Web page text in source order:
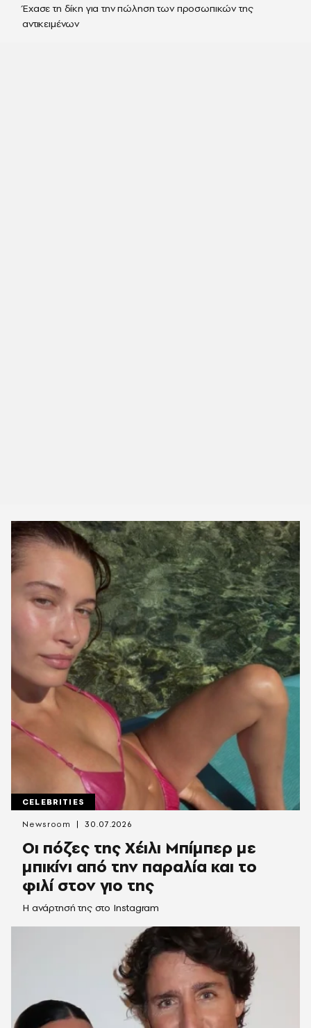
Έχασε τη δίκη για την πώληση των προσωπικών της
αντικειμένων
CELEBRITIES
Οι πόζες της Χέιλι Μπίμπερ με
μπικίνι από την παραλία και το
φιλί στον γιο της
Η ανάρτησή της στο Instagram
Newsroom 30.07.2026